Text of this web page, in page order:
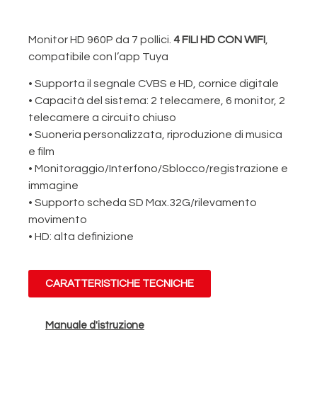
Monitor HD 960P da 7 pollici. 4 FILI HD CON WIFI
compatibile con l’app Tuya
• Supporta il segnale CVBS e HD, cornice digitale
• Capacità del sistema: 2 telecamere, 6 monitor, 2
telecamere a circuito chiuso
• Suoneria personalizzata, riproduzione di musica
e film
• Monitoraggio/Interfono/Sblocco/registrazione e
immagine
• Supporto scheda SD Max.32G/rilevamento
movimento
• HD: alta definizione
CARATTERISTICHE TECNICHE
Manuale d'istruzione